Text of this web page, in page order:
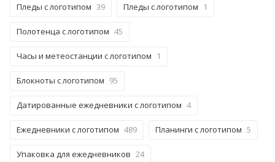
Пледы с логотипом 39 Пледы с логотипом 1
Полотенца с логотипом 45
Часы и метеостанции с логотипом 1
Блокноты с логотипом 95
Датированные ежедневники с логотипом 4
Ежедневники с логотипом 489 Планинги с логотипом 5
Упаковка для ежедневников 24